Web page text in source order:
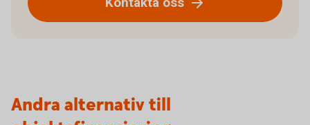
Andra alternativ till